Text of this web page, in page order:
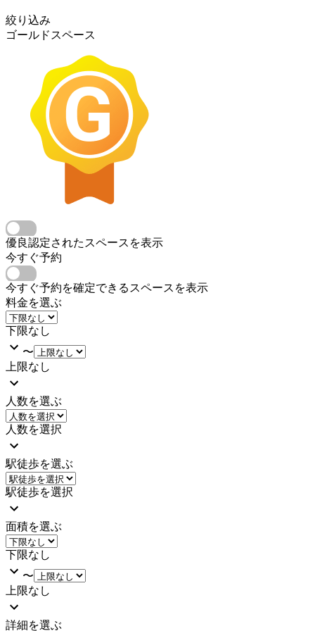
絞り込み
ゴールドスペース
優良認定されたスペースを表示
今すぐ予約
今すぐ予約を確定できるスペースを表示
料金を選ぶ
下限なし
〜
上限なし
人数を選ぶ
人数を選択
駅徒歩を選ぶ
駅徒歩を選択
面積を選ぶ
下限なし
〜
上限なし
詳細を選ぶ